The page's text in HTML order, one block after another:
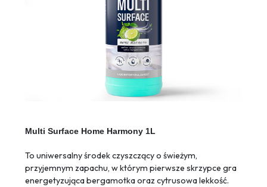
Multi Surface Home Harmony 1L
To uniwersalny środek czyszczący o świeżym,
przyjemnym zapachu, w którym pierwsze skrzypce gra
energetyzująca bergamotka oraz cytrusowa lekkość.